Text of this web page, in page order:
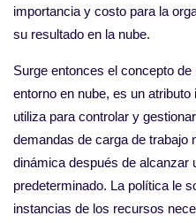
importancia y costo para la
su resultado en la nube.
Surge entonces el concepto
entorno en nube, es un
utiliza para controlar y
demandas de carga de trabajo
dinámica después de alcanzar
predeterminado. La política le
instancias de los recursos